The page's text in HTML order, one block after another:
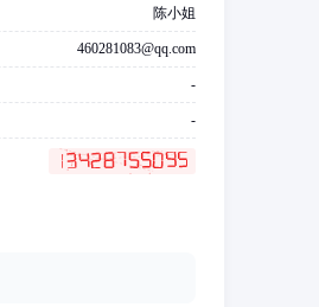
陈小姐
460281083@qq.com
-
-